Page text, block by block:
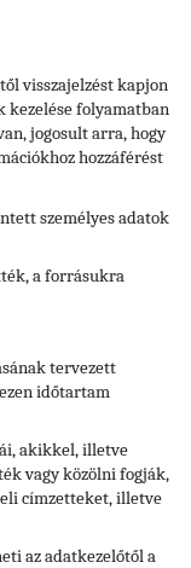
visszajelzést kapjon
kezelése folyamatban
jogosult arra, hogy
hozzáférést
személyes adatok
a forrásukra
tervezett
időtartam
akikkel, illetve
vagy közölni fogják,
címzetteket, illetve
az adatkezelőtől a